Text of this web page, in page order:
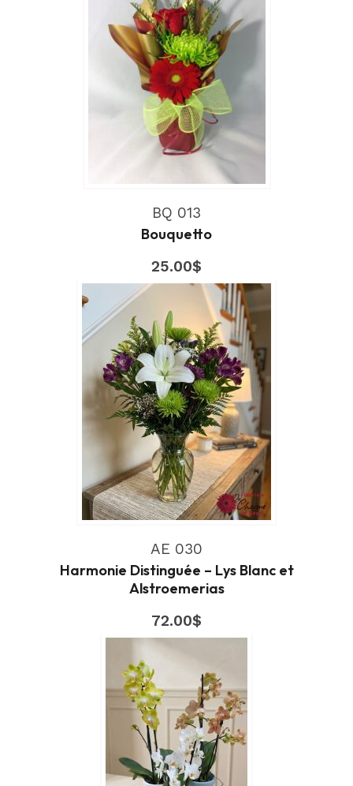
BQ 013
Bouquetto
25.00$
AE 030
Harmonie Distinguée – Lys Blanc et
Alstroemerias
72.00$